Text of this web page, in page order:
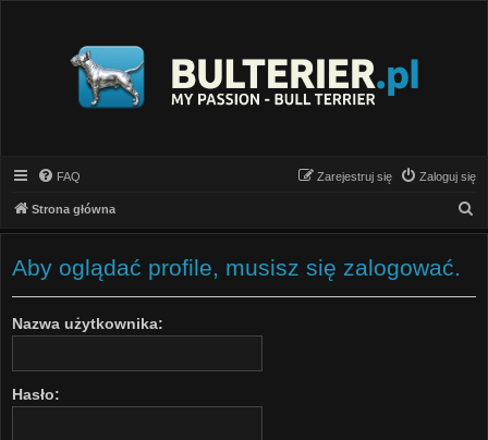
FAQ Zaloguj się
Zarejestruj się
Strona główna
z
Aby oglądać profile, musisz się zalogować.
Nazwa użytkownika:
Hasło: